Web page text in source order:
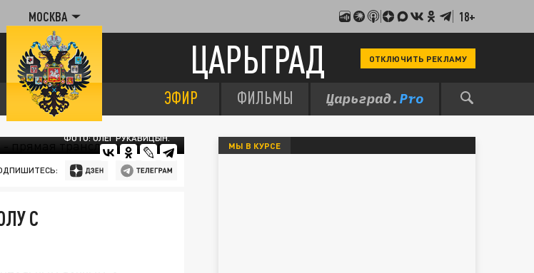
МОСКВА 18+
ЦАРЬГРАД ОТКЛЮЧИТЬ РЕКЛАМУ
ЭФИР ФИЛЬМЫ
ФОТО: ОЛЕГ РУКАВИЦЫН.
С
МЫ В КУРСЕ